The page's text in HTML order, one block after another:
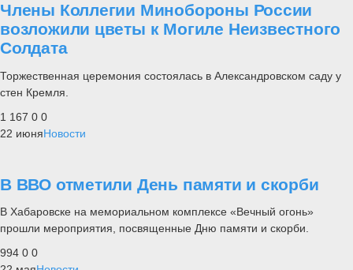
Члены Коллегии Минобороны России
возложили цветы к Могиле Неизвестного
Солдата
Торжественная церемония состоялась в Александровском саду у
стен Кремля.
1 167 0 0
22 июняНовости
В ВВО отметили День памяти и скорби
В Хабаровске на мемориальном комплексе «Вечный огонь»
прошли мероприятия, посвященные Дню памяти и скорби.
994 0 0